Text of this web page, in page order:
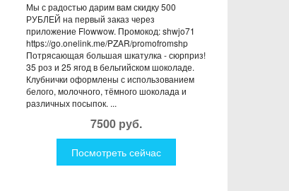
Мы с радостью дарим вам скидку 500
РУБЛЕЙ на первый заказ через
приложение Flowwow. Промокод: shwjo71
https://go.onelink.me/PZAR/promofromshp
Потрясающая большая шкатулка - сюрприз!
35 роз и 25 ягод в бельгийском шоколаде.
Клубнички оформлены с использованием
белого, молочного, тёмного шоколада и
различных посыпок. ...
7500 руб.
Посмотреть сейчас